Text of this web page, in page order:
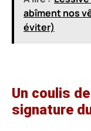
abîment nos
éviter)
Un coulis
signature